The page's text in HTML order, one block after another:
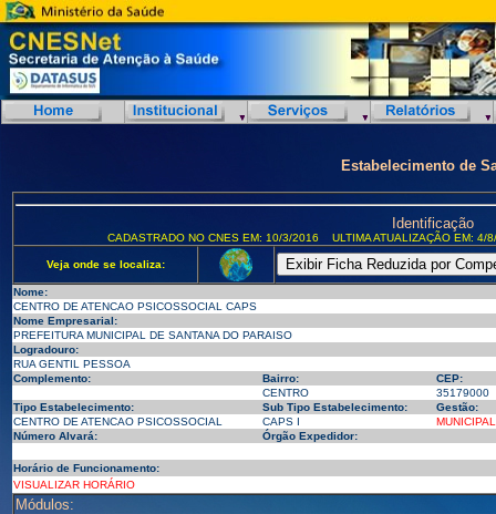
Estabelecimento de
Identificação
CADASTRADO NO CNES EM: 10/3/2016 ULTIMA ATUALIZAÇÃO EM:
Veja onde se localiza:
Nome:
CENTRO DE ATENCAO PSICOSSOCIAL CAPS
Nome Empresarial:
PREFEITURA MUNICIPAL DE SANTANA DO PARAISO
Logradouro:
RUA GENTIL PESSOA
Complemento:
Bairro:
CEP:
CENTRO
35179000
Tipo Estabelecimento:
Sub Tipo Estabelecimento:
Gestão:
CENTRO DE ATENCAO PSICOSSOCIAL
CAPS I
MUNICIPAL
Número Alvará:
Órgão Expedidor:
Horário de Funcionamento:
VISUALIZAR HORÁRIO
Módulos: